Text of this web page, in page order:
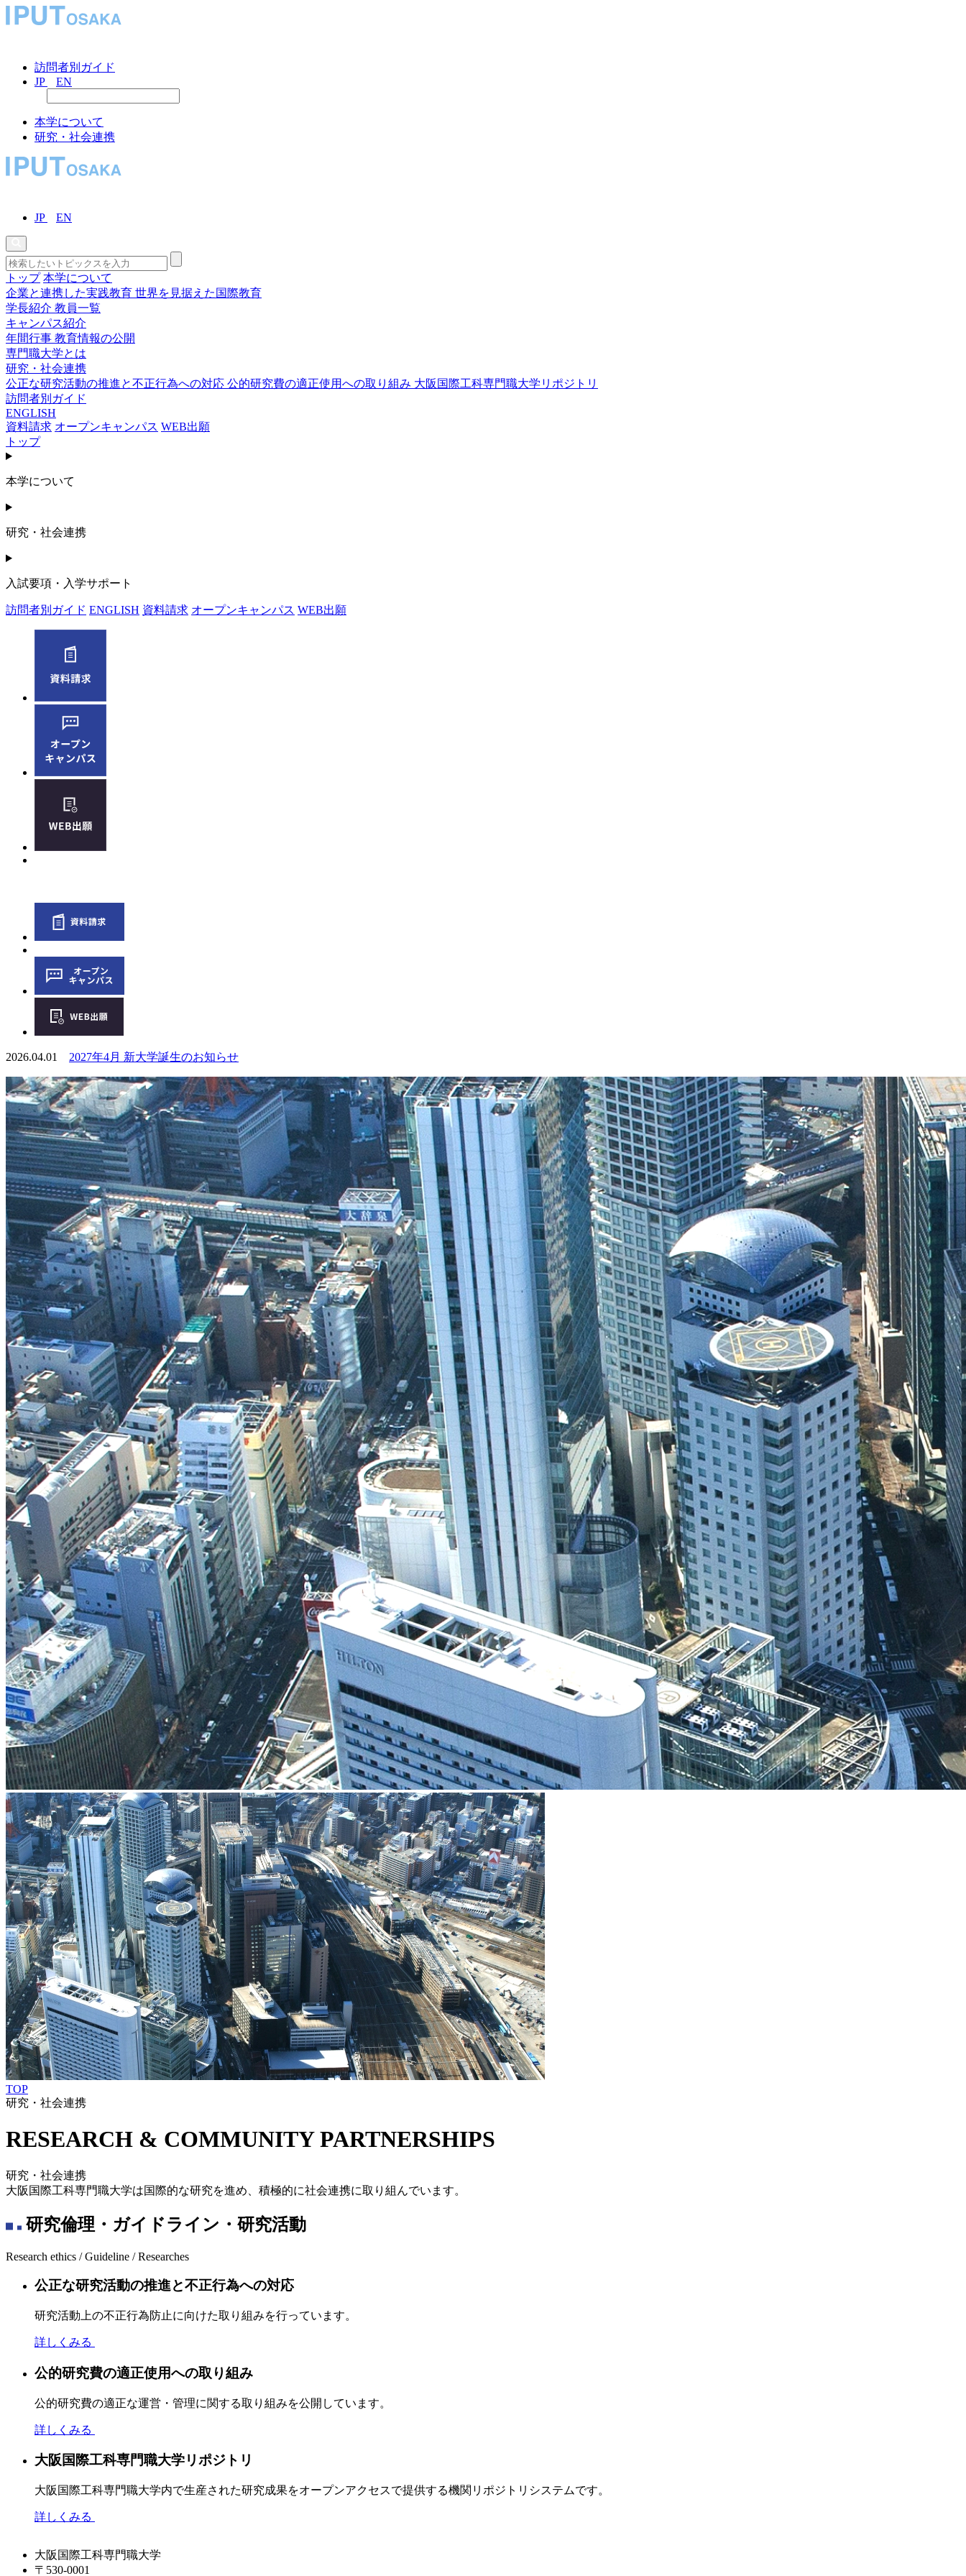
訪問者別ガイド
JP
EN
本学について
研究・社会連携
JP EN
トップ 本学について
企業と連携した実践教育 世界を見据えた国際教育
学長紹介 教員一覧
キャンパス紹介
年間行事 教育情報の公開
専門職大学とは
研究・社会連携
公正な研究活動の推進と不正行為への対応 公的研究費の適正使用への取り組み 大阪国際工科専門職大学リポジトリ
訪問者別ガイド
ENGLISH
資料請求 オープンキャンパス WEB出願
トップ
本学について
研究・社会連携
入試要項・入学サポート
訪問者別ガイド ENGLISH 資料請求 オープンキャンパス WEB出願
2026.04.01 2027年4月 新大学誕生のお知らせ
TOP
研究・社会連携
RESEARCH & COMMUNITY PARTNERSHIPS
研究・社会連携
大阪国際工科専門職大学は国際的な研究を進め、積極的に社会連携に取り組んでいます。
研究倫理・ガイドライン・研究活動
Research ethics / Guideline / Researches
公正な研究活動の推進と不正行為への対応
研究活動上の不正行為防止に向けた取り組みを行っています。
詳しくみる
公的研究費の適正使用への取り組み
公的研究費の適正な運営・管理に関する取り組みを公開しています。
詳しくみる
大阪国際工科専門職大学リポジトリ
大阪国際工科専門職大学内で生産された研究成果をオープンアクセスで提供する機関リポジトリシステムです。
詳しくみる
大阪国際工科専門職大学
〒530-0001